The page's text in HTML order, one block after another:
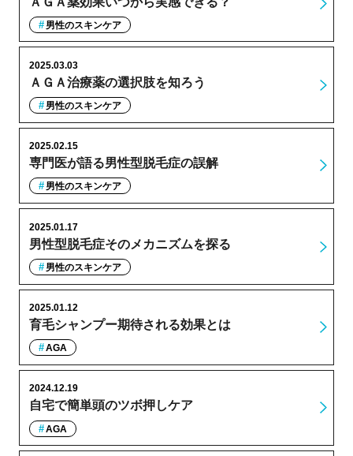
男性のスキンケア
ＡＧＡ治療薬の選択肢を知ろう
2025.03.03
男性のスキンケア
専門医が語る男性型脱毛症の誤解
2025.02.15
男性のスキンケア
男性型脱毛症そのメカニズムを探る
2025.01.17
男性のスキンケア
育毛シャンプー期待される効果とは
2025.01.12
AGA
自宅で簡単頭のツボ押しケア
2024.12.19
AGA